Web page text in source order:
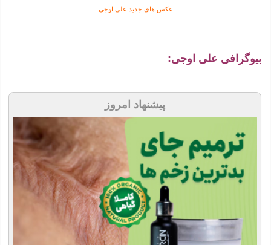
عکس های جدید علی اوجی
بیوگرافی علی اوجی:
پیشنهاد امروز